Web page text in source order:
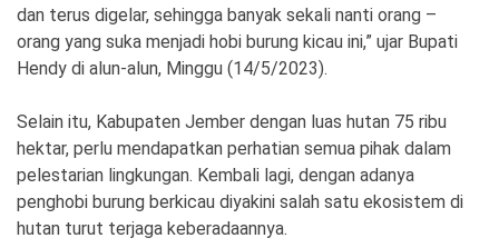
Copyright
2026
News
Indonesia
.
Right
Reserve
dan terus digelar, sehingga banyak sekali nanti orang –
orang yang suka menjadi hobi burung kicau ini,” ujar Bupati
Hendy di alun-alun, Minggu (14/5/2023).
Selain itu, Kabupaten Jember dengan luas hutan 75 ribu
hektar, perlu mendapatkan perhatian semua pihak dalam
pelestarian lingkungan. Kembali lagi, dengan adanya
penghobi burung berkicau diyakini salah satu ekosistem di
hutan turut terjaga keberadaannya.